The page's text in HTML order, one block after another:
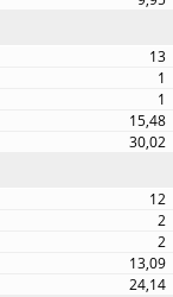
13
1
1
15,48
30,02
12
2
2
13,09
24,14